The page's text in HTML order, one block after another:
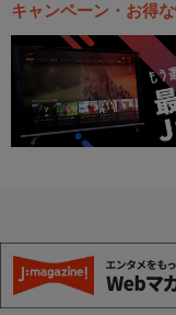
キャンペーン・お得